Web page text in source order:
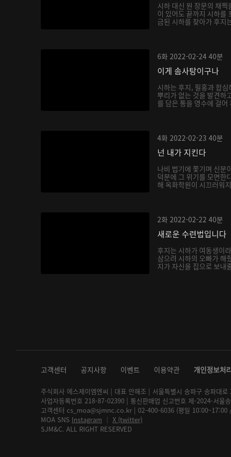
시하 대신 원 장문의 채
이 있어도 끝까지 시하를
금된 시하를 찾아가 후지
6화 2022-02-24 40분
이게 솜사탕이구나
시하는 후지, 필홍과 합
뿌리가 없는 것을 발견하
를 담은 통을 영수에 걸
4화 2022-02-23 40분
넌 내가 지킨다
나비 법기에 쫓기며 신분
덕분에 그 위기를 모면한
해 옥화학원이 시끄러워
2화 2022-02-22 40분
새로운 수련법입니다
후지는 시하가 여동생이
삼으려 시하의 오빠가 해
지가 자신을 집으로 보내
고객센터 공지사항 이벤트 이용약관 개인정보처
주식회사 에스제이엠엔씨 | 대표 안해조 | 서울특별시 송파구 송파대
사업자등록번호 218-87-02390 | 통신판매업 신고번호 제-2024-서울
고객센터 cs_moa@sjmnc.co.kr | 02-400-6036 (평일 10:00~17:00
MOA SNS Instagram │ X (twitter)
SJM&C. ALL RIGHT RESERVED